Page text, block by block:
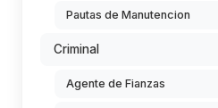
Pautas de Manutencion
Criminal
Agente de Fianzas